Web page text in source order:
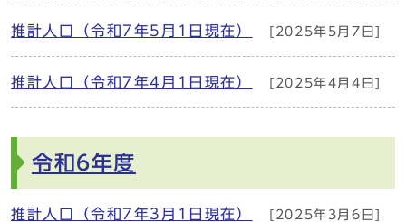
推計人口（令和7年5月1日現在） [2025年5月7日]
推計人口（令和7年4月1日現在） [2025年4月4日]
令和6年度
推計人口（令和7年3月1日現在） [2025年3月6日]